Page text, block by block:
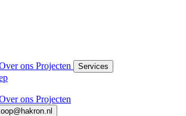
ons Projecten Services
ons Projecten